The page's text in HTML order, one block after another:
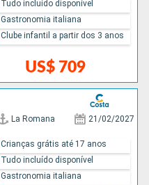
US$ 709
Tudo incluído disponível
Gastronomia italiana
Clube infantil a partir dos 3 anos
La Romana 21/02/2027
Crianças grátis até 17 anos
Tudo incluído disponível
Gastronomia italiana